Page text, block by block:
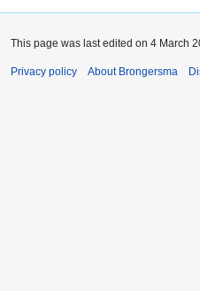
This page was last edited on 4 March
Privacy policy About Brongersma